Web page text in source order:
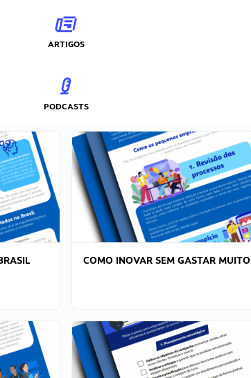
ARTIGOS
PODCASTS
COMO INOVAR SEM GASTAR MUITO